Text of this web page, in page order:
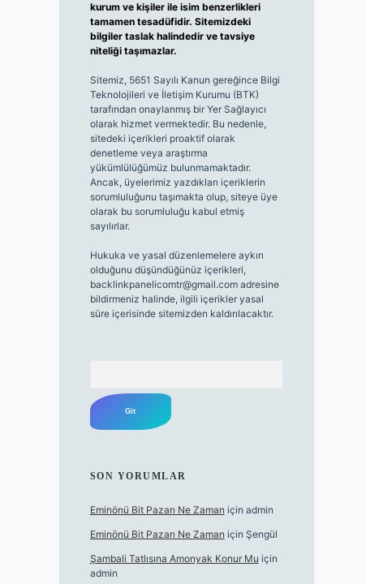
kurum ve kişiler ile isim benzerlikleri
tamamen tesadüfidir. Sitemizdeki
bilgiler taslak halindedir ve tavsiye
niteliği taşımazlar.
Sitemiz, 5651 Sayılı Kanun gereğince Bilgi
Teknolojileri ve İletişim Kurumu (BTK)
tarafından onaylanmış bir Yer Sağlayıcı
olarak hizmet vermektedir. Bu nedenle,
sitedeki içerikleri proaktif olarak
denetleme veya araştırma
yükümlülüğümüz bulunmamaktadır.
Ancak, üyelerimiz yazdıkları içeriklerin
sorumluluğunu taşımakta olup, siteye üye
olarak bu sorumluluğu kabul etmiş
sayılırlar.
Hukuka ve yasal düzenlemelere aykırı
olduğunu düşündüğünüz içerikleri,
backlinkpanelicomtr@gmail.comadresine
bildirmeniz halinde, ilgili içerikler yasal
süre içerisinde sitemizden kaldırılacaktır.
SON YORUMLAR
Eminönü Bit Pazarı Ne Zaman için admin
Eminönü Bit Pazarı Ne Zaman için Şengül
Şambali Tatlısına Amonyak Konur Mu için
admin